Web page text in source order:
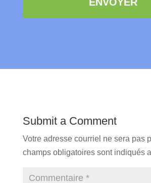
Submit a Comment
Votre adresse courriel ne sera pas
champs obligatoires sont indiqués